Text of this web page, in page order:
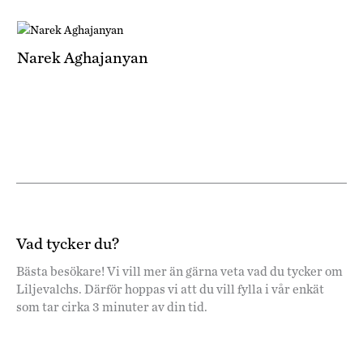
Narek Aghajanyan
Vad tycker du?
Bästa besökare! Vi vill mer än gärna veta vad du tycker om
Liljevalchs. Därför hoppas vi att du vill fylla i vår enkät
som tar cirka 3 minuter av din tid.